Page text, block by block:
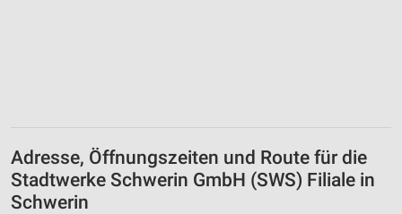
Adresse, Öffnungszeiten und Route für die
Stadtwerke Schwerin GmbH (SWS) Filiale in
Schwerin